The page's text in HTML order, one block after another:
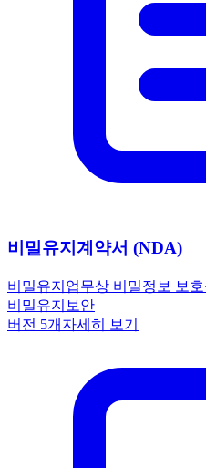
비밀유지계약서 (NDA)
비밀유지 업무상 비밀정보 보
비밀유지 보안
버전 5개 자세히 보기